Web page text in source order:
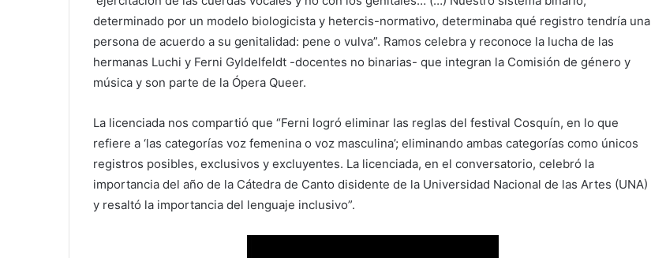
determinado por un modelo biologicista y hetercis-normativo, determinaba qué registro tendría una
persona de acuerdo a su genitalidad: pene o vulva”. Ramos celebra y reconoce la lucha de las
hermanas Luchi y Ferni Gyldelfeldt -docentes no binarias- que integran la Comisión de género y
música y son parte de la Ópera Queer.
La licenciada nos compartió que “Ferni logró eliminar las reglas del festival Cosquín, en lo que
refiere a ‘las categorías voz femenina o voz masculina’; eliminando ambas categorías como únicos
registros posibles, exclusivos y excluyentes. La licenciada, en el conversatorio, celebró la
importancia del año de la Cátedra de Canto disidente de la Universidad Nacional de las Artes (UNA)
y resaltó la importancia del lenguaje inclusivo”.